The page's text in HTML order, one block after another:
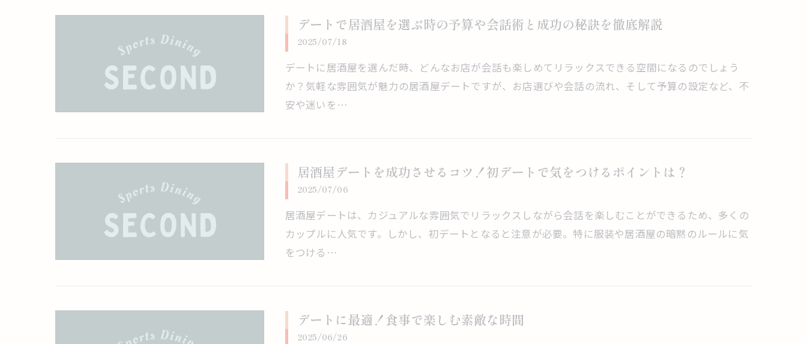
デートで居酒屋を選ぶ時の予算や会話術と成功の秘訣を徹底解説
2025/07/18
デートに居酒屋を選んだ時、どんなお店が会話も楽しめてリラックスできる空間になるのでしょう
か？気軽な雰囲気が魅力の居酒屋デートですが、お店選びや会話の流れ、そして予算の設定など、不
安や迷いを…
居酒屋デートを成功させるコツ！初デートで気をつけるポイントは？
2025/07/06
居酒屋デートは、カジュアルな雰囲気でリラックスしながら会話を楽しむことができるため、多くの
カップルに人気です。しかし、初デートとなると注意が必要。特に服装や居酒屋の暗黙のルールに気
をつける…
デートに最適！食事で楽しむ素敵な時間
2025/06/26